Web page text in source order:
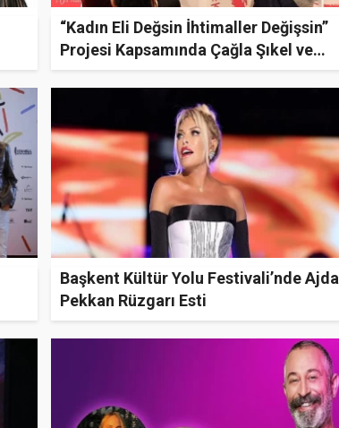
“Kadın Eli Değsin İhtimaller Değişsin”
Projesi Kapsamında Çağla Şıkel ve
Prof. Dr. Beyza Özçınar Penti
Müşterileriyle Bir araya Geldi!
Başkent Kültür Yolu Festivali’nde Ajda
Pekkan Rüzgarı Esti